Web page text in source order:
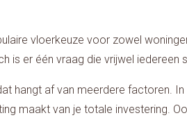
vloerkeuze voor zowel
is er één vraag die vrijwel iedereen
hangt af van meerdere factoren.
maakt van je totale investering.